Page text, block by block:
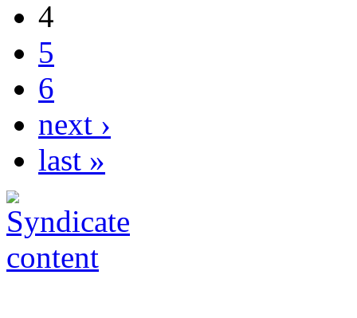
4
5
6
next ›
last »